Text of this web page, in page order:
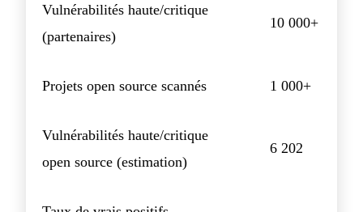
Vulnérabilités haute/critique
(partenaires)
10 000+
Projets open source scannés 1 000+
Vulnérabilités haute/critique
open source (estimation)
6 202